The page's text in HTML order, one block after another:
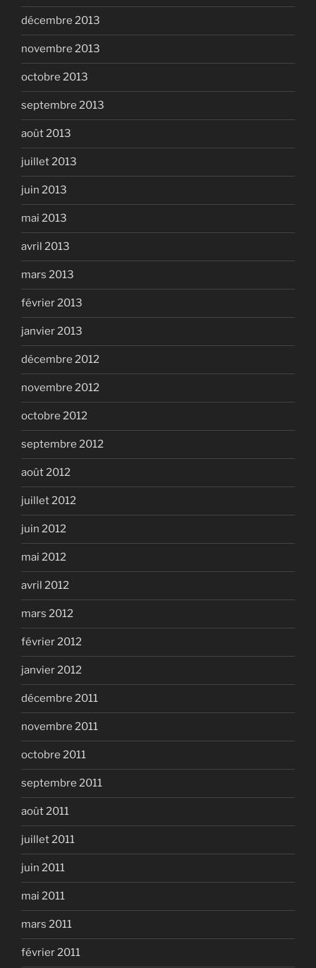
décembre 2013
novembre 2013
octobre 2013
septembre 2013
août 2013
juillet 2013
juin 2013
mai 2013
avril 2013
mars 2013
février 2013
janvier 2013
décembre 2012
novembre 2012
octobre 2012
septembre 2012
août 2012
juillet 2012
juin 2012
mai 2012
avril 2012
mars 2012
février 2012
janvier 2012
décembre 2011
novembre 2011
octobre 2011
septembre 2011
août 2011
juillet 2011
juin 2011
mai 2011
mars 2011
février 2011